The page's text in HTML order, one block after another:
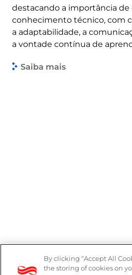
destacando a importância
conhecimento técnico, com
a adaptabilidade, a
a vontade contínua de
Saiba mais
Denúncias
By clicking “Accept All
the storing of cookies on